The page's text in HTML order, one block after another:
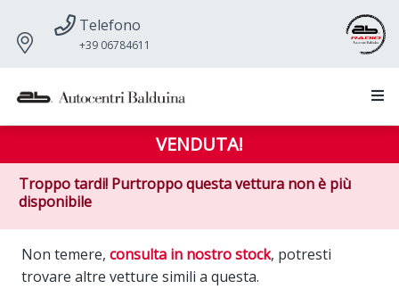
Telefono
+39 06784611
VENDUTA!
Troppo tardi! Purtroppo questa vettura non è più
disponibile
Non temere, consulta in nostro stock, potresti
trovare altre vetture simili a questa.